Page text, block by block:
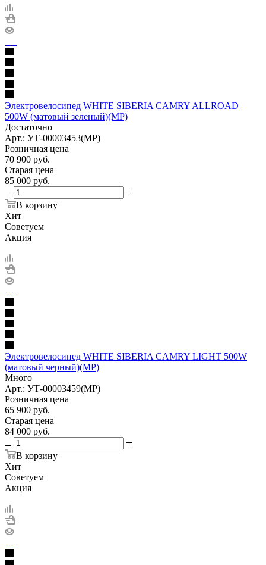
Электровелосипед WHITE SIBERIA CAMRY ALLROAD
500W (матовый зеленый)(МР)
Достаточно
Арт.: УТ-00003453(МР)
Розничная цена
70 900 руб.
Старая цена
85 000 руб.
В корзину
Хит
Советуем
Акция
Электровелосипед WHITE SIBERIA CAMRY LIGHT 500W
(матовый черный)(МР)
Много
Арт.: УТ-00003459(МР)
Розничная цена
65 900 руб.
Старая цена
84 000 руб.
В корзину
Хит
Советуем
Акция